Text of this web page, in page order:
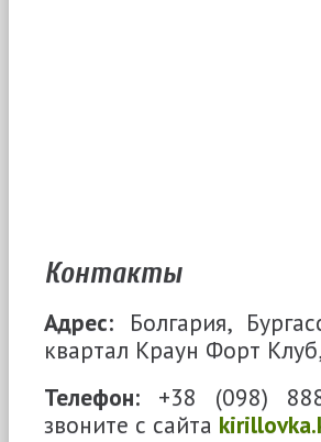
Контакты
Адрес: Болгария,
квартал Краун Форт
Телефон: +38 (098)
звоните с сайта